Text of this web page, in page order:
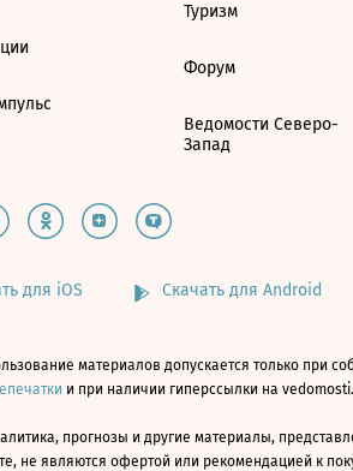
Туризм
Форум
Ведомости Северо-
Запад
для iOS Скачать для Android
материалов допускается только при
и при наличии гиперссылки на
прогнозы и другие материалы,
не являются офертой или рекомендацией к